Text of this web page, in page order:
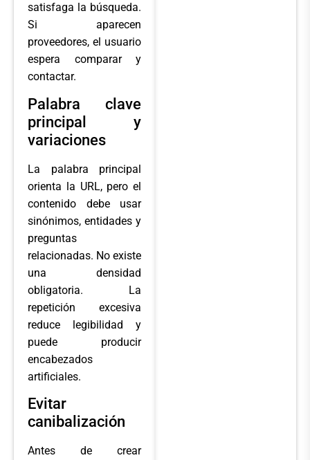
satisfaga la búsqueda.
Si aparecen
proveedores, el usuario
espera comparar y
contactar.
Palabra clave
principal y
variaciones
La palabra principal
orienta la URL, pero el
contenido debe usar
sinónimos, entidades y
preguntas
relacionadas. No existe
una densidad
obligatoria. La
repetición excesiva
reduce legibilidad y
puede producir
encabezados
artificiales.
Evitar
canibalización
Antes de crear